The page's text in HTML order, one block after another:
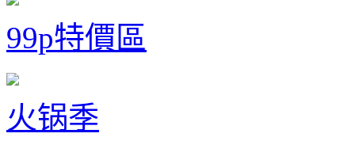
99p特價區
火锅季